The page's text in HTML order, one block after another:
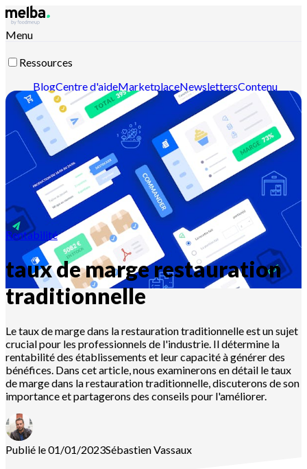
Menu
Ressources
BlogCentre d'aideMarketplaceNewslettersContenu
intelligentDocumentation APIDocumentation MCP
Contactez-nousDécouvrir melba
Rentabilité
taux de marge restauration
traditionnelle
Le taux de marge dans la restauration traditionnelle est un sujet
crucial pour les professionnels de l'industrie. Il détermine la
rentabilité des établissements et leur capacité à générer des
bénéfices. Dans cet article, nous examinerons en détail le taux
de marge dans la restauration traditionnelle, discuterons de son
importance et partagerons des conseils pour l'améliorer.
Publié le 01/01/2023SébastienVassaux